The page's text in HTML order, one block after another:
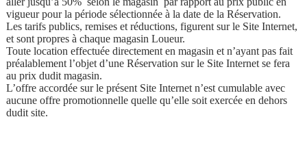
vigueur pour la période sélectionnée à la date de la Réservation.
Les tarifs publics, remises et réductions, figurent sur le Site Internet,
et sont propres à chaque magasin Loueur.
Toute location effectuée directement en magasin et n’ayant pas fait
préalablement l’objet d’une Réservation sur le Site Internet se fera
au prix dudit magasin.
L’offre accordée sur le présent Site Internet n’est cumulable avec
aucune offre promotionnelle quelle qu’elle soit exercée en dehors
dudit site.